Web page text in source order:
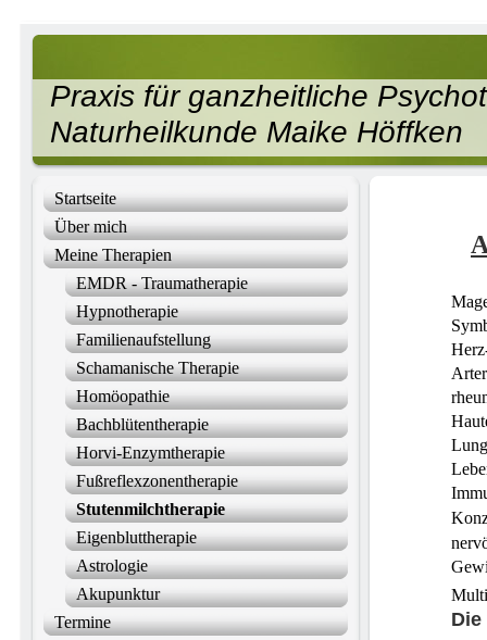
Praxis für ganzheitliche
Naturheilkunde Maike Höffken
Startseite
Über mich
Meine Therapien
EMDR - Traumatherapie
Hypnotherapie
Familienaufstellung
Schamanische Therapie
Homöopathie
Bachblütentherapie
Horvi-Enzymtherapie
Fußreflexzonentherapie
Stutenmilchtherapie
Eigenbluttherapie
Astrologie
Akupunktur
Termine
K